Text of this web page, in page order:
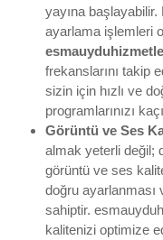
yayına
ayarlama işlemleri
frekanslarını takip
sizin için hızlı ve
programlarınızı
Görüntü ve Ses
almak yeterli değil;
görüntü ve ses
doğru ayarlanması
sahiptir.
kalitenizi optimize